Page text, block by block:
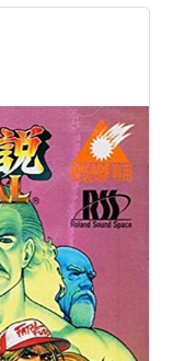
リーもなるべく
加・修正をし